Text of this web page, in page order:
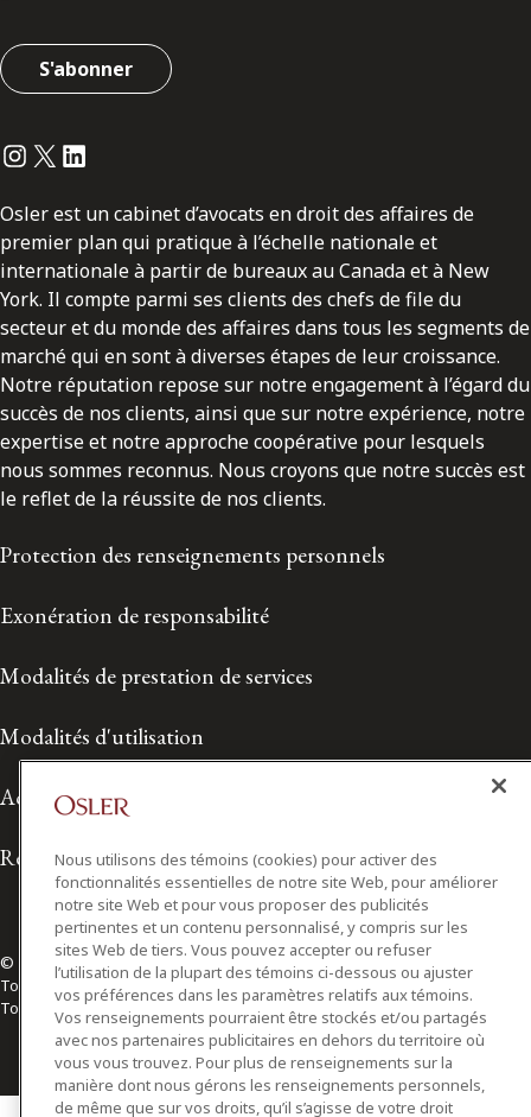
S'abonner
Instagram
Twitter
LinkedIn
Osler est un cabinet d’avocats en droit des affaires de
premier plan qui pratique à l’échelle nationale et
internationale à partir de bureaux au Canada et à New
York. Il compte parmi ses clients des chefs de file du
secteur et du monde des affaires dans tous les segments de
marché qui en sont à diverses étapes de leur croissance.
Notre réputation repose sur notre engagement à l’égard du
succès de nos clients, ainsi que sur notre expérience, notre
expertise et notre approche coopérative pour lesquels
nous sommes reconnus. Nous croyons que notre succès est
le reflet de la réussite de nos clients.
Protection des renseignements personnels
Exonération de responsabilité
Modalités de prestation de services
Modalités d'utilisation
Accessibilité
Relations avec les médias
© 2026 Osler, Hoskin & Harcourt S.E.N.C.R.L./s.r.l.
Tous droits réservés
Toronto | Montréal | Calgary | Vancouver | Ottawa | New York
Nous utilisons des témoins (cookies) pour activer des
fonctionnalités essentielles de notre site Web, pour améliorer
notre site Web et pour vous proposer des publicités
pertinentes et un contenu personnalisé, y compris sur les
sites Web de tiers. Vous pouvez accepter ou refuser
l’utilisation de la plupart des témoins ci-dessous ou ajuster
vos préférences dans les paramètres relatifs aux témoins.
Vos renseignements pourraient être stockés et/ou partagés
avec nos partenaires publicitaires en dehors du territoire où
vous vous trouvez. Pour plus de renseignements sur la
manière dont nous gérons les renseignements personnels,
de même que sur vos droits, qu’il s’agisse de votre droit